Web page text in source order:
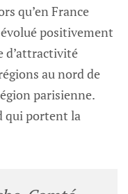
qu’en France
positivement
d’attractivité
au nord de
parisienne.
qui portent la